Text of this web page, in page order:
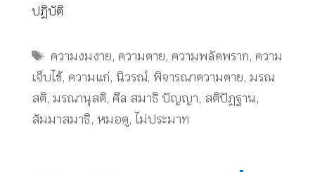
ปฏิบัติ
Tags
ความงมงาย,ความตาย,ความพลัดพราก,ความ
เจ็บไข้, ความแก่, นิวรณ์, พิจารณาตวามตาย, มรณ
สติ, มรณานุสติ, ศีล สมาธิ ปัญญา, สติปัฏฐาน,
สัมมาสมาธิ, หมอดู, ไม่ประมาท